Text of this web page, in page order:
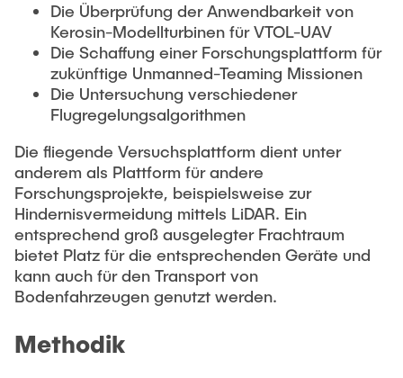
Die Überprüfung der Anwendbarkeit von
Kerosin-Modellturbinen für VTOL-UAV
Die Schaffung einer Forschungsplattform für
zukünftige Unmanned-Teaming Missionen
Die Untersuchung verschiedener
Flugregelungsalgorithmen
Die fliegende Versuchsplattform dient unter
anderem als Plattform für andere
Forschungsprojekte, beispielsweise zur
Hindernisvermeidung mittels LiDAR. Ein
entsprechend groß ausgelegter Frachtraum
bietet Platz für die entsprechenden Geräte und
kann auch für den Transport von
Bodenfahrzeugen genutzt werden.
Methodik